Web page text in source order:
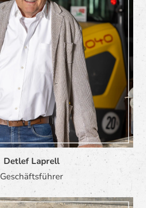
Detlef Laprell
Geschäftsführer